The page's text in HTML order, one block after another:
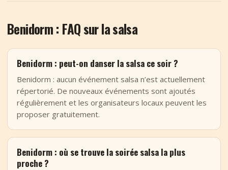
Benidorm : FAQ sur la salsa
Benidorm : peut-on danser la salsa ce soir ?
Benidorm : aucun événement salsa n’est actuellement
répertorié. De nouveaux événements sont ajoutés
régulièrement et les organisateurs locaux peuvent les
proposer gratuitement.
Benidorm : où se trouve la soirée salsa la plus
proche ?